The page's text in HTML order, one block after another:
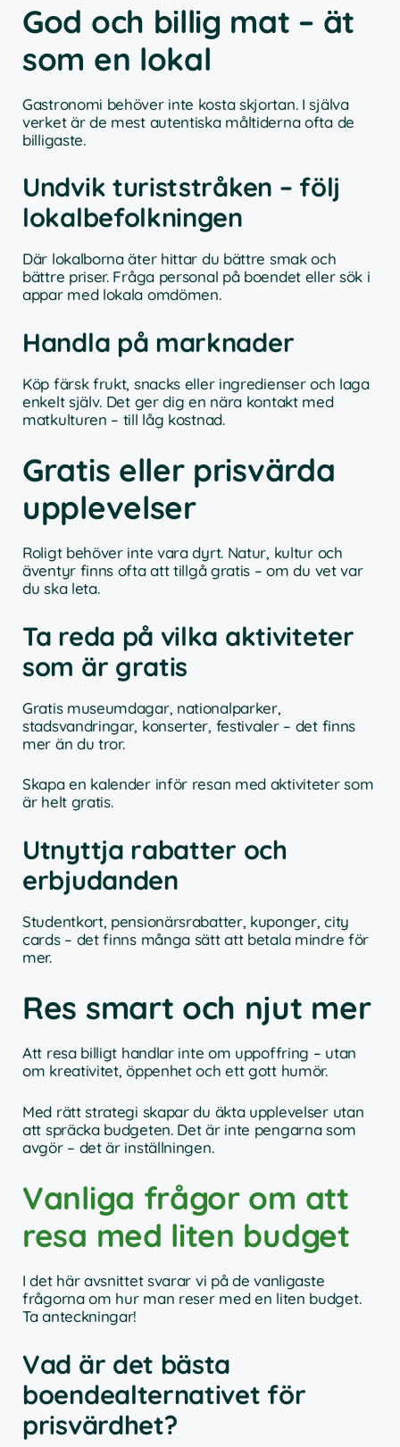
God och billig mat – ät
som en lokal
Gastronomi behöver inte kosta skjortan. I själva
verket är de mest autentiska måltiderna ofta de
billigaste.
Undvik turiststråken – följ
lokalbefolkningen
Där lokalborna äter hittar du bättre smak och
bättre priser. Fråga personal på boendet eller sök i
appar med lokala omdömen.
Handla på marknader
Köp färsk frukt, snacks eller ingredienser och laga
enkelt själv. Det ger dig en nära kontakt med
matkulturen – till låg kostnad.
Gratis eller prisvärda
upplevelser
Roligt behöver inte vara dyrt. Natur, kultur och
äventyr finns ofta att tillgå gratis – om du vet var
du ska leta.
Ta reda på vilka aktiviteter
som är gratis
Gratis museumdagar, nationalparker,
stadsvandringar, konserter, festivaler – det finns
mer än du tror.
Skapa en kalender inför resan med aktiviteter som
är helt gratis.
Utnyttja rabatter och
erbjudanden
Studentkort, pensionärsrabatter, kuponger, city
cards – det finns många sätt att betala mindre för
mer.
Res smart och njut mer
Att resa billigt handlar inte om uppoffring – utan
om kreativitet, öppenhet och ett gott humör.
Med rätt strategi skapar du äkta upplevelser utan
att spräcka budgeten. Det är inte pengarna som
avgör – det är inställningen.
Vanliga frågor om att
resa med liten budget
I det här avsnittet svarar vi på de vanligaste
frågorna om hur man reser med en liten budget.
Ta anteckningar!
Vad är det bästa
boendealternativet för
prisvärdhet?